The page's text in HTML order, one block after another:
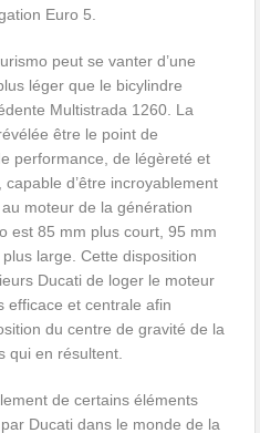
Euro 5.
peut se vanter d’une
léger que le bicylindre
Multistrada 1260. La
être le point de
performance, de légèreté et
d’être incroyablement
moteur de la génération
est 85 mm plus court, 95 mm
large. Cette disposition
Ducati de loger le moteur
efficace et centrale afin
du centre de gravité de la
qui en résultent.
de certains éléments
Ducati dans le monde de la